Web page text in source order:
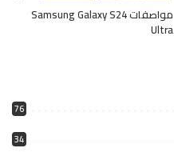
مواصفات Samsung Galaxy S24
Ultra
76
34